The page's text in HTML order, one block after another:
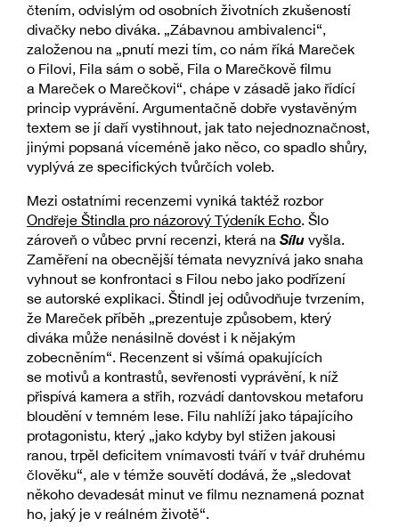
čtením, odvislým od osobních životních zkušeností
divačky nebo diváka. „Zábavnou ambivalenci“,
založenou na „pnutí mezi tím, co nám říká Mareček
o Filovi, Fila sám o sobě, Fila o Marečkově filmu
a Mareček o Marečkovi“, chápe v zásadě jako řídící
princip vyprávění. Argumentačně dobře vystavěným
textem se jí daří vystihnout, jak tato nejednoznačnost,
jinými popsaná víceméně jako něco, co spadlo shůry,
vyplývá ze specifických tvůrčích voleb.
Mezi ostatními recenzemi vyniká taktéž rozbor
Ondřeje Štindla pro názorový Týdeník Echo. Šlo
zároveň o vůbec první recenzi, která na Sílu vyšla.
Zaměření na obecnější témata nevyznívá jako snaha
vyhnout se konfrontaci s Filou nebo jako podřízení
se autorské explikaci. Štindl jej odůvodňuje tvrzením,
že Mareček příběh „prezentuje způsobem, který
diváka může nenásilně dovést i k nějakým
zobecněním“. Recenzent si všímá opakujících
se motivů a kontrastů, sevřenosti vyprávění, k níž
přispívá kamera a střih, rozvádí dantovskou metaforu
bloudění v temném lese. Filu nahlíží jako tápajícího
protagonistu, který „jako kdyby byl stižen jakousi
ranou, trpěl deficitem vnímavosti tváří v tvář druhému
člověku“, ale v témže souvětí dodává, že „sledovat
někoho devadesát minut ve filmu neznamená poznat
ho, jaký je v reálném životě“.